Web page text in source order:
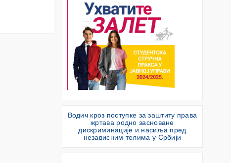
Водич кроз поступке за заштиту права
жртава родно засноване
дискриминације и насиља пред
независним телима у Србији